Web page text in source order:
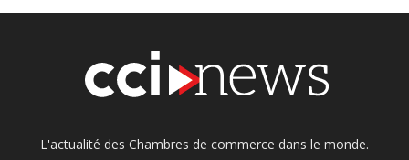
L'actualité des Chambres de commerce dans le monde.